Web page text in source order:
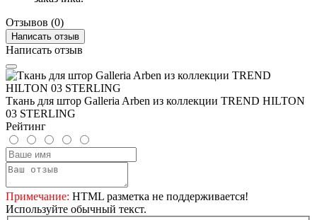
Отзывов (0)
Написать отзыв
Написать отзыв
Ткань для штор Galleria Arben из коллекции TREND HILTON
03 STERLING
Рейтинг
Примечание: HTML разметка не поддерживается!
Используйте обычный текст.